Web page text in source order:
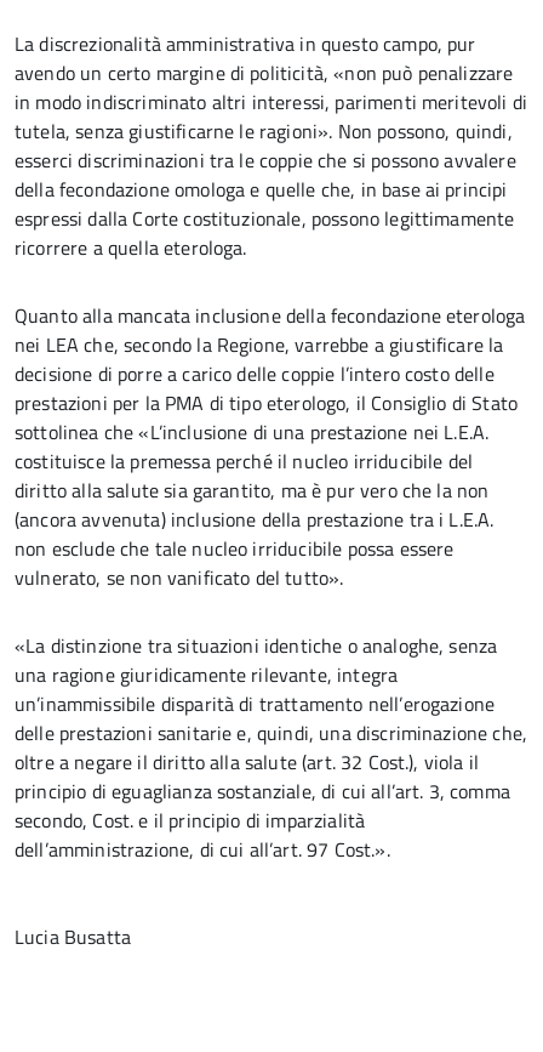
La discrezionalità amministrativa in questo campo, pur
avendo un certo margine di politicità, «non può penalizzare
in modo indiscriminato altri interessi, parimenti meritevoli di
tutela, senza giustificarne le ragioni». Non possono, quindi,
esserci discriminazioni tra le coppie che si possono avvalere
della fecondazione omologa e quelle che, in base ai principi
espressi dalla Corte costituzionale, possono legittimamente
ricorrere a quella eterologa.
Quanto alla mancata inclusione della fecondazione eterologa
nei LEA che, secondo la Regione, varrebbe a giustificare la
decisione di porre a carico delle coppie l’intero costo delle
prestazioni per la PMA di tipo eterologo, il Consiglio di Stato
sottolinea che «L’inclusione di una prestazione nei L.E.A.
costituisce la premessa perché il nucleo irriducibile del
diritto alla salute sia garantito, ma è pur vero che la non
(ancora avvenuta) inclusione della prestazione tra i L.E.A.
non esclude che tale nucleo irriducibile possa essere
vulnerato, se non vanificato del tutto».
«La distinzione tra situazioni identiche o analoghe, senza
una ragione giuridicamente rilevante, integra
un’inammissibile disparità di trattamento nell’erogazione
delle prestazioni sanitarie e, quindi, una discriminazione che,
oltre a negare il diritto alla salute (art. 32 Cost.), viola il
principio di eguaglianza sostanziale, di cui all’art. 3, comma
secondo, Cost. e il principio di imparzialità
dell’amministrazione, di cui all’art. 97 Cost.».
Lucia Busatta